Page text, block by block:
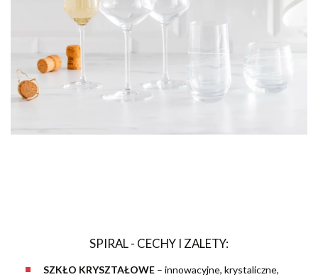
SPIRAL - CECHY I ZALETY:
SZKŁO KRYSZTAŁOWE – innowacyjne, krystaliczne,